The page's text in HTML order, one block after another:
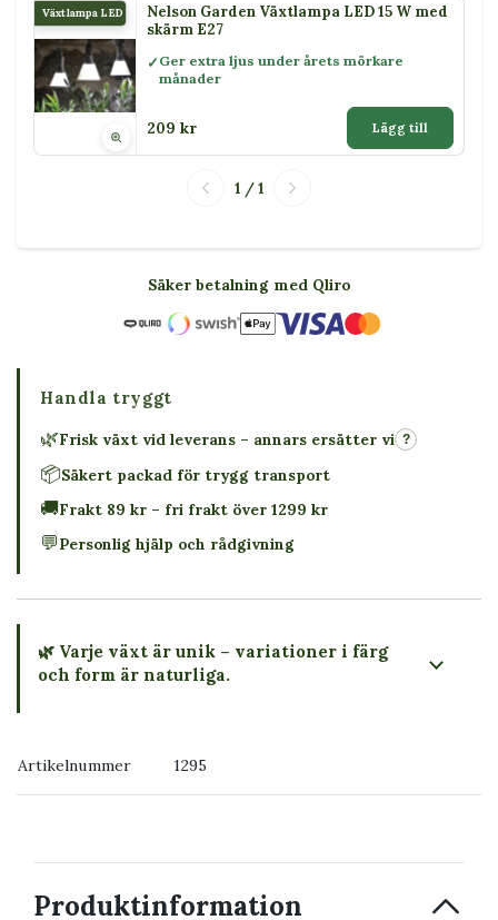
Växtlampa LED 15 WNelson Garden Växtlampa LED 15 W med
skärm E27
Ger extra ljus under årets mörkare
månader
209 kr Lägg till
1 / 1
Säker betalning med Qliro
Handla tryggt
🌿Frisk växt vid leverans – annars ersätter vi ?
📦Säkert packad för trygg transport
🚚Frakt 89 kr – fri frakt över 1299 kr
💬Personlig hjälp och rådgivning
🌿 Varje växt är unik – variationer i färg
och form är naturliga.
Artikelnummer 1295
Produktinformation